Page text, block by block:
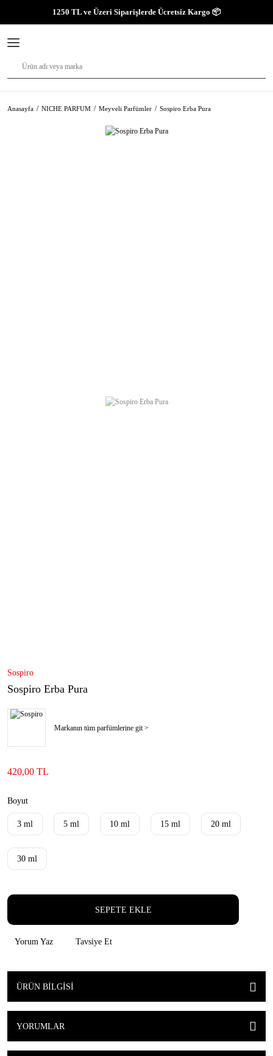
1250 TL ve Üzeri Siparişlerde Ücretsiz Kargo 📦
Anasayfa NICHE PARFUM Meyveli Parfümler Sospiro Erba Pura
Sospiro
Sospiro Erba Pura
Markanın tüm parfümlerine git >
420,00 TL
Boyut
3 ml 5 ml 10 ml 15 ml 20 ml
30 ml
SEPETE EKLE
Yorum Yaz Tavsiye Et
ÜRÜN BILGISI
YORUMLAR